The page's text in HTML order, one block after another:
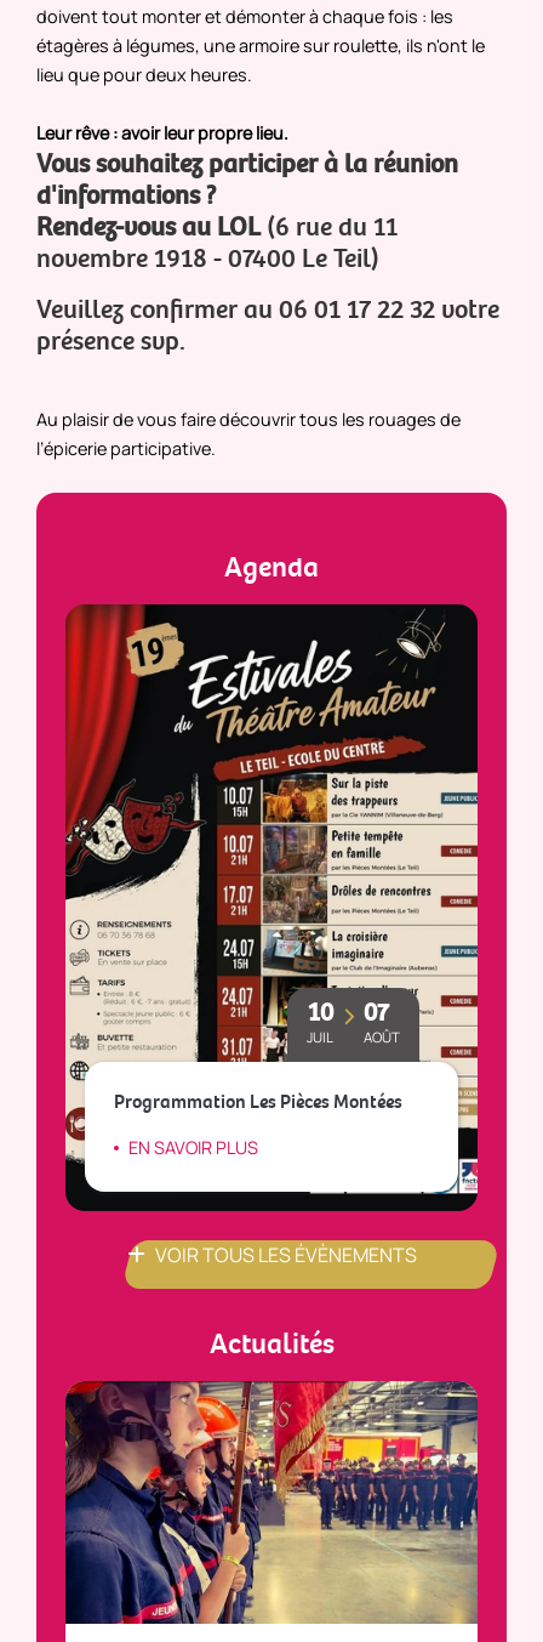
doivent tout monter et démonter à chaque fois : les
étagères à légumes, une armoire sur roulette, ils n'ont le
lieu que pour deux heures.
Leur rêve : avoir leur propre lieu.
Vous souhaitez participer à la réunion
d'informations ?
Rendez-vous au LOL(6 rue du 11
novembre 1918 - 07400 Le Teil)
Veuillez confirmer au 06 01 17 22 32 votre
présence svp.
Au plaisir de vous faire découvrir tous les rouages de
l’épicerie participative.
Agenda
10
JUIL
07
AOÛT
Programmation Les Pièces Montées
EN SAVOIR PLUS
VOIR TOUS LES ÉVÈNEMENTS
Actualités